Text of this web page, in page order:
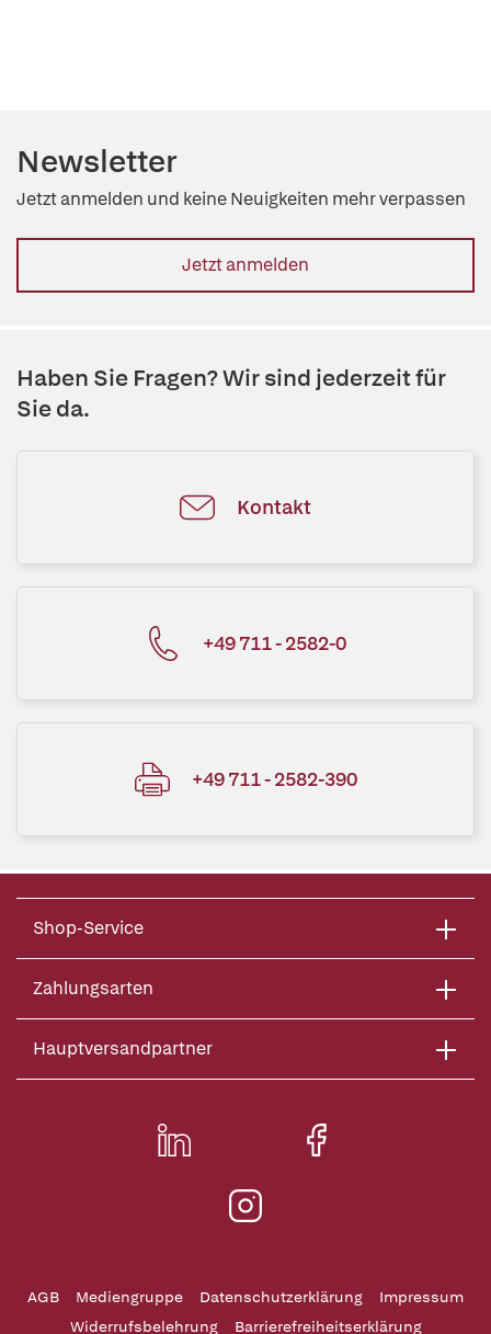
Newsletter
Jetzt anmelden und keine Neuigkeiten mehr verpassen
Jetzt anmelden
Haben Sie Fragen? Wir sind jederzeit für
Sie da.
Kontakt
+49 711 - 2582-0
+49 711 - 2582-390
Shop-Service
Zahlungsarten
Hauptversandpartner
AGB Mediengruppe Datenschutzerklärung
Impressum
Widerrufsbelehrung
Barrierefreiheitserklärung